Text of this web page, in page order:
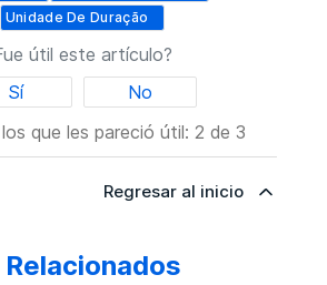
Unidade De Duração
útil este artículo?
Sí
No
que les pareció útil: 2 de 3
Regresar al inicio